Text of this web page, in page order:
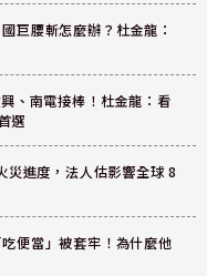
巨腰斬怎麼辦？杜金龍：
、南電接棒！杜金龍：看
選
進度，法人估影響全球 8
便當」被套牢！為什麼他